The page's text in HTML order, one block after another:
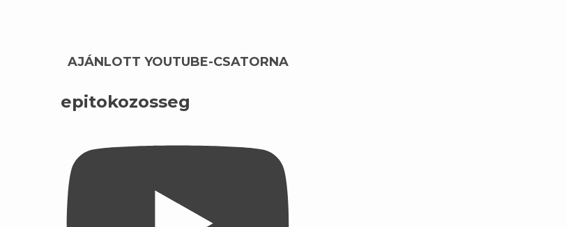
AJÁNLOTT YOUTUBE-CSATORNA
epitokozosseg